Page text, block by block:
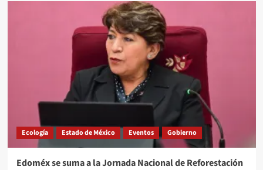
Ecología Estado de México Eventos Gobierno
Edoméx se suma a la Jornada Nacional de Reforestación